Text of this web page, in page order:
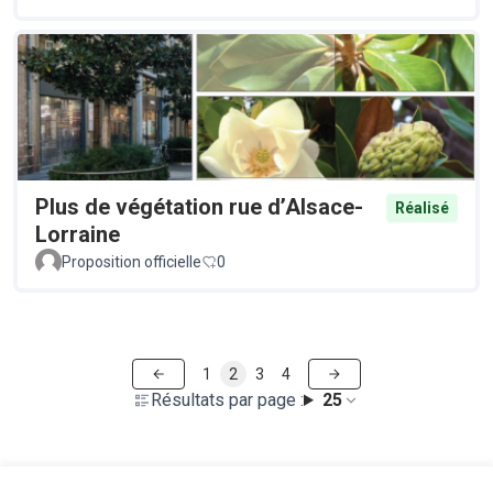
Plus de végétation rue d’Alsace-
Lorraine
Réalisé
Proposition officielle 0
Résultats par page : 25
1 2 3 4